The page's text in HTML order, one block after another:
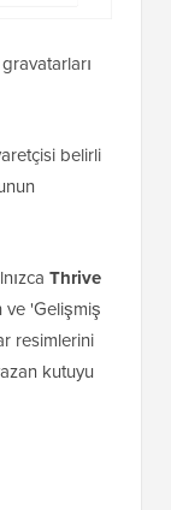
belirli
Thrive
ve 'Gelişmiş
resimlerini
kutuyu